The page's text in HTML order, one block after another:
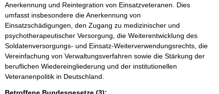
Anerkennung und Reintegration von Einsatzveteranen. Dies
umfasst insbesondere die Anerkennung von
Einsatzschädigungen, den Zugang zu medizinischer und
psychotherapeutischer Versorgung, die Weiterentwicklung des
Soldatenversorgungs- und Einsatz-Weiterverwendungsrechts, die
Vereinfachung von Verwaltungsverfahren sowie die Stärkung der
beruflichen Wiedereingliederung und der institutionellen
Veteranenpolitik in Deutschland.
Betroffene Bundesgesetze (3):